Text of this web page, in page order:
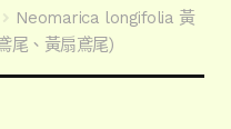
Neomarica longifolia 黃
尾、黃扇鳶尾)